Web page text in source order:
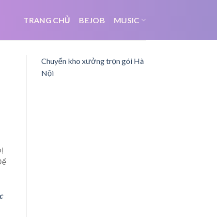
TRANG CHỦ BEJOB MUSIC
Chuyển kho xưởng trọn gói Hà
Nội